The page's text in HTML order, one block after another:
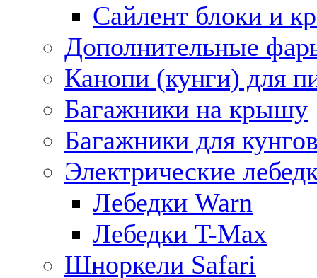
Сайлент блоки и
Дополнительные
Канопи (кунги) для
Багажники на крышу
Багажники для
Электрические
Лебедки Warn
Лебедки T-Max
Шноркели Safari